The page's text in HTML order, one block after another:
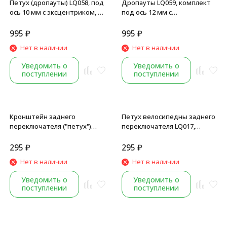
Петух (дропауты) LQ058, под
ось 10 мм с эксцентриком, с
переключателя, комплект: 4
995 ₽
Нет в наличии
Уведомить о
поступлении
Дропауты LQ059, комплект
под ось 12 мм с
держателем заднего
M4x9, черный
995 ₽
Нет в наличии
Уведомить о
поступлении
Кронштейн заднего
переключателя ("петух")
295 ₽
Нет в наличии
Уведомить о
поступлении
Петух велосипедны заднего
переключателя LQ017,
295 ₽
Нет в наличии
Уведомить о
поступлении